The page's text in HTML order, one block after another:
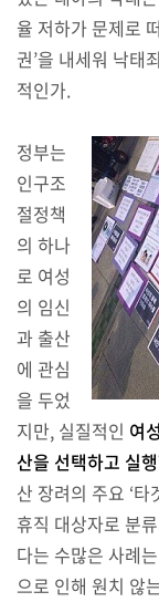
율 저하가 문제로
권’을 내세워 낙태
적인가.
정부는
인구조
절정책
의 하나
로 여성
의 임신
과 출산
에 관심
을 두었
지만, 실질적인 여
산을 선택하고 실
산 장려의 주요 ‘
휴직 대상자로 분
다는 수많은 사례
으로 인해 원치 않